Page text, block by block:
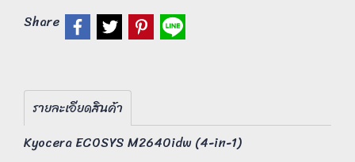
Share
รายละเอียดสินค้า
Kyocera ECOSYS M2640idw (4-in-1)